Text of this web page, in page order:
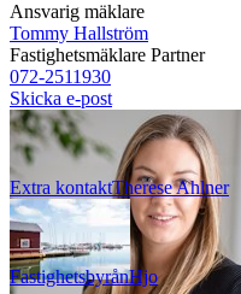
Ansvarig mäklare
Tommy Hallström
Fastighetsmäklare Partner
072-2511930
Skicka e-post
Extra kontaktThereseAhlner
FastighetsbyrånHjo